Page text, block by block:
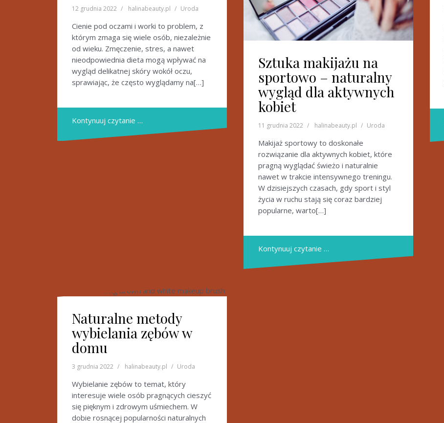
12 grudnia 2022 halinabeauty.pl Uroda
Cienie pod oczami i worki to problem, z
którym zmaga się wiele osób, niezależnie
od wieku. Zmęczenie, stres, a nawet
nieodpowiednia dieta mogą wpływać na
wygląd delikatnej skóry wokół oczu,
sprawiając, że często wyglądamy na[…]
Kontynuuj czytanie …
Sztuka makijażu na
sportowo – naturalny
wygląd dla aktywnych
kobiet
11 grudnia 2022 halinabeauty.pl Uroda
Makijaż sportowy to doskonałe
rozwiązanie dla aktywnych kobiet, które
pragną wyglądać świeżo i naturalnie
nawet w trakcie intensywnego treningu.
W dzisiejszych czasach, gdy sport i styl
życia w ruchu stają się coraz bardziej
popularne, warto[…]
Kontynuuj czytanie …
Naturalne metody
wybielania zębów w
domu
3 grudnia 2022 halinabeauty.pl Uroda
Wybielanie zębów to temat, który
interesuje wiele osób pragnących cieszyć
się pięknym i zdrowym uśmiechem. W
dobie rosnącej popularności naturalnych